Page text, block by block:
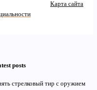
Карта сайта
posts
стрелковый тир с оружием